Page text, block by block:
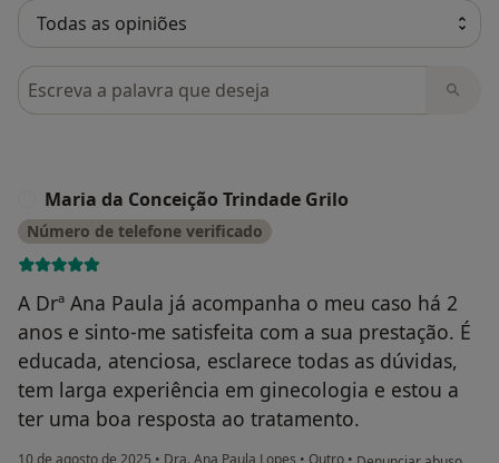
Pesquisar em opiniões
Maria da Conceição Trindade Grilo
Número de telefone verificado
A Drª Ana Paula já acompanha o meu caso há 2
anos e sinto-me satisfeita com a sua prestação. É
educada, atenciosa, esclarece todas as dúvidas,
tem larga experiência em ginecologia e estou a
ter uma boa resposta ao tratamento.
na opinião do